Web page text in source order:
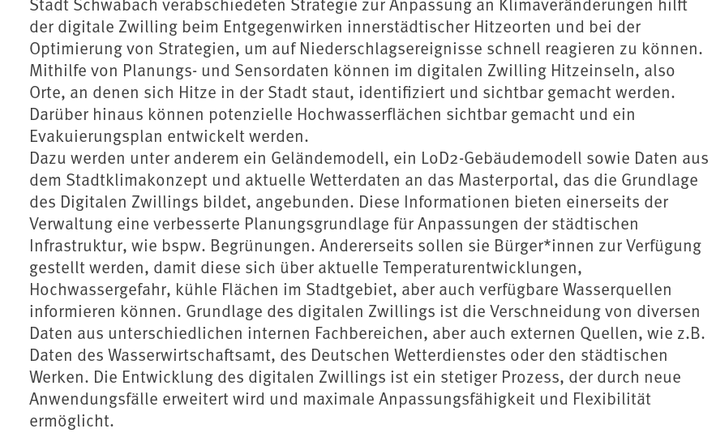
der digitale Zwilling beim Entgegenwirken innerstädtischer Hitzeorten und bei der
Optimierung von Strategien, um auf Niederschlagsereignisse schnell reagieren zu können.
Mithilfe von Planungs- und Sensordaten können im digitalen Zwilling Hitzeinseln, also
Orte, an denen sich Hitze in der Stadt staut, identifiziert und sichtbar gemacht werden.
Darüber hinaus können potenzielle Hochwasserflächen sichtbar gemacht und ein
Evakuierungsplan entwickelt werden.
Dazu werden unter anderem ein Geländemodell, ein LoD2-Gebäudemodell sowie Daten aus
dem Stadtklimakonzept und aktuelle Wetterdaten an das Masterportal, das die Grundlage
des Digitalen Zwillings bildet, angebunden. Diese Informationen bieten einerseits der
Verwaltung eine verbesserte Planungsgrundlage für Anpassungen der städtischen
Infrastruktur, wie bspw. Begrünungen. Andererseits sollen sie Bürger*innen zur Verfügung
gestellt werden, damit diese sich über aktuelle Temperaturentwicklungen,
Hochwassergefahr, kühle Flächen im Stadtgebiet, aber auch verfügbare Wasserquellen
informieren können. Grundlage des digitalen Zwillings ist die Verschneidung von diversen
Daten aus unterschiedlichen internen Fachbereichen, aber auch externen Quellen, wie z.B.
Daten des Wasserwirtschaftsamt, des Deutschen Wetterdienstes oder den städtischen
Werken. Die Entwicklung des digitalen Zwillings ist ein stetiger Prozess, der durch neue
Anwendungsfälle erweitert wird und maximale Anpassungsfähigkeit und Flexibilität
ermöglicht.